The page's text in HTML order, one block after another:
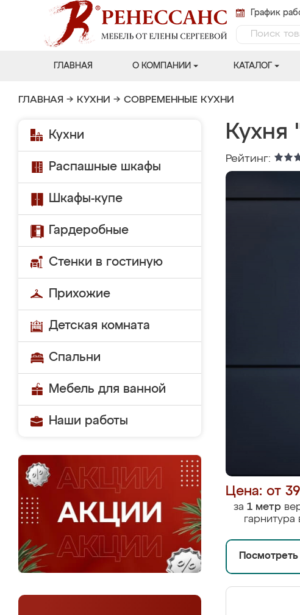
График
ГЛАВНАЯ О КОМПАНИИ КАТАЛОГ
ГЛАВНАЯ → КУХНИ → СОВРЕМЕННЫЕ КУХНИ
Кухни
Распашные шкафы
Шкафы-купе
Гардеробные
Стенки в гостиную
Прихожие
Детская комната
Спальни
Мебель для ванной
Наши работы
Кухня
Рейтинг:
Цена: от
за 1 метр
гарнитура